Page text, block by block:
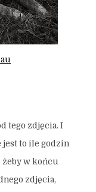
tego zdjęcia. I
jest to ile godzin
żeby w końcu
zdjęcia,